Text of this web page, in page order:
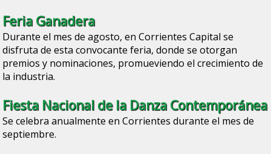
Feria Ganadera
Durante el mes de agosto, en Corrientes Capital se
disfruta de esta convocante feria, donde se otorgan
premios y nominaciones, promueviendo el crecimiento de
la industria.
Fiesta Nacional de la Danza Contemporánea
Se celebra anualmente en Corrientes durante el mes de
septiembre.